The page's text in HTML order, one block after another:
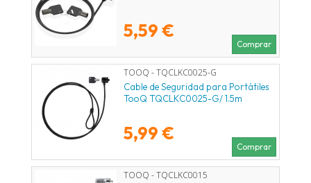
5,59 €
Comprar
TOOQ - TQCLKC0025-G
Cable de Seguridad para Portátiles
TooQ TQCLKC0025-G/ 1.5m
5,99 €
Comprar
TOOQ - TQCLKC0015